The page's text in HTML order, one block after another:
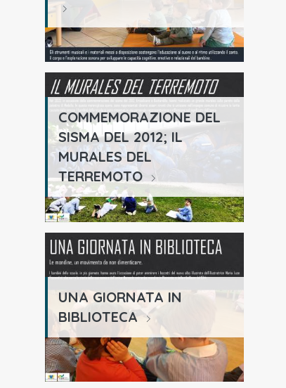
COMMEMORAZIONE DEL
SISMA DEL 2012; IL
MURALES DEL
TERREMOTO
UNA GIORNATA IN
BIBLIOTECA